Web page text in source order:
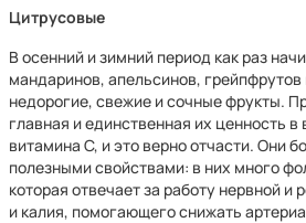
Цитрусовые
В осенний и зимний период как раз
мандаринов, апельсинов,
недорогие, свежие и сочные фрукты.
главная и единственная их ценность
витамина С, и это верно отчасти. Они
полезными свойствами: в них много
которая отвечает за работу нервной и
и калия, помогающего снижать